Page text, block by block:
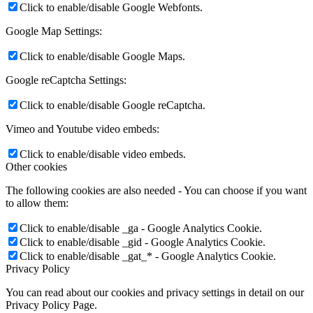
Click to enable/disable Google Webfonts.
Google Map Settings:
Click to enable/disable Google Maps.
Google reCaptcha Settings:
Click to enable/disable Google reCaptcha.
Vimeo and Youtube video embeds:
Click to enable/disable video embeds.
Other cookies
The following cookies are also needed - You can choose if you want
to allow them:
Click to enable/disable _ga - Google Analytics Cookie.
Click to enable/disable _gid - Google Analytics Cookie.
Click to enable/disable _gat_* - Google Analytics Cookie.
Privacy Policy
You can read about our cookies and privacy settings in detail on our
Privacy Policy Page.